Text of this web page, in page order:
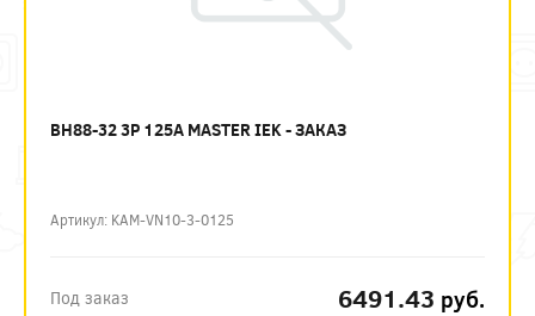
ВН88-32 3P 125А MASTER IEK - ЗАКАЗ
Артикул: KAM-VN10-3-0125
Под заказ 6491.43 руб.